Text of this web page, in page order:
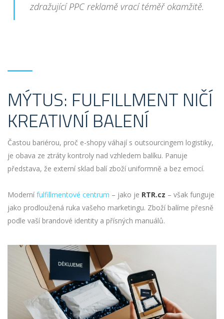
zdražující PPC reklamě vrací téměř okamžitě.
MÝTUS: FULFILLMENT NIČÍ
KREATIVNÍ BALENÍ
Častou bariérou, proč e-shopy váhají s outsourcingem logistiky,
je obava ze ztráty kontroly nad vzhledem balíku. Panuje
představa, že externí sklad balí zboží uniformně a bez emocí.
Moderní fulfillmentové centrum – jako je RTR.cz – však funguje
jako prodloužená ruka vašeho marketingu. Zboží balíme přesně
podle vaší brandové identity a přísných manuálů.